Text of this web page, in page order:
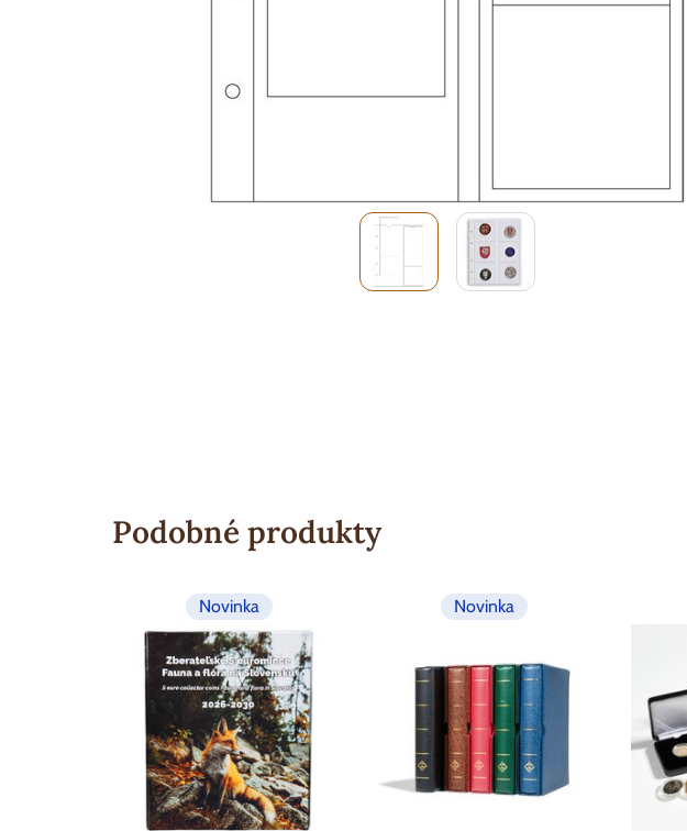
Podobné produkty
Novinka Novinka